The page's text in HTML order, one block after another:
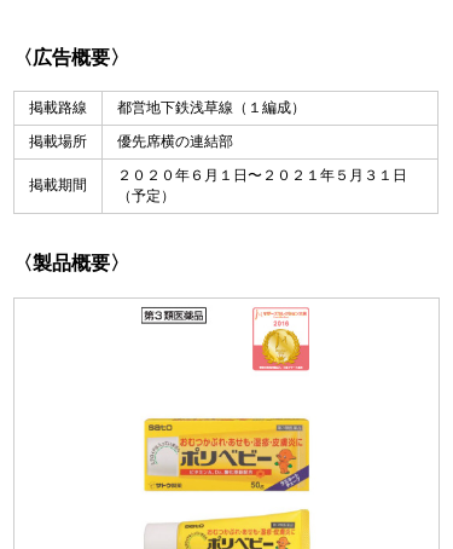
〈広告概要〉
掲載路線
都営地下鉄浅草線（１編成）
掲載場所
優先席横の連結部
掲載期間
２０２０年６月１日〜２０２１年５月３１日
（予定）
〈製品概要〉